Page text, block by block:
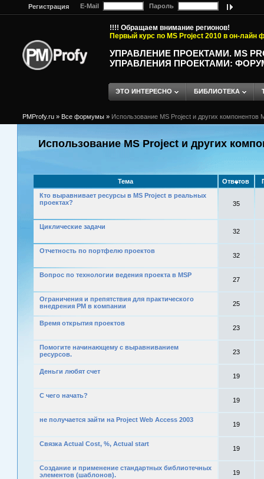
Регистрация E-Mail Пароль
!!!! Обращаем внимание регионов!
Первый курс по MS Project 2010 в он-лайн
УПРАВЛЕНИЕ ПРОЕКТАМИ. MS
УПРАВЛЕНИЯ ПРОЕКТАМИ:
ЭТО ИНТЕРЕСНО БИБЛИОТЕКА
PMProfy.ru » Все формумы » Использование MS Project и других компонентов
Использование MS Project и других
Тема Ответов
Кто выравнивает ресурсы в MS Project в реальных
проектах?
35
Циклические задачи
32
Отчетность по портфелю проектов
32
Вопрос по технологии ведения проекта в MSP
27
Ограничения и препятствия для практического
внедрения РМ в компании
25
Время открытия проектов
23
Помогите начинающему с выравниванием
ресурсов.
23
Деньги любят счет
19
С чего начать?
19
не получается зайти на Project Web Access 2003
19
Связка Actual Cost, %, Actual start
19
Создание и применение стандартных библиотечных
элементов (шаблонов).
19